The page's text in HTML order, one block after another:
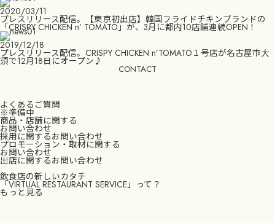
2020/03/11
プレスリリース配信。【東京初出店】韓国フライドチキンブランドの
「CRISPY CHICKEN n’ TOMATO」が、3月に都内10店舗連続OPEN！
2019/12/18
プレスリリース配信。CRISPY CHICKEN n’TOMATO１号店が名古屋市大
須で12月18日にオープン♪
CONTACT
よくあるご質問
※準備中
商品・店舗に関する
お問い合わせ
採用に関するお問い合わせ
プロモーション・取材に関する
お問い合わせ
出店に関するお問い合わせ
飲食店の新しいカタチ
「VIRTUAL RESTAURANT SERVICE」って？
もっと見る